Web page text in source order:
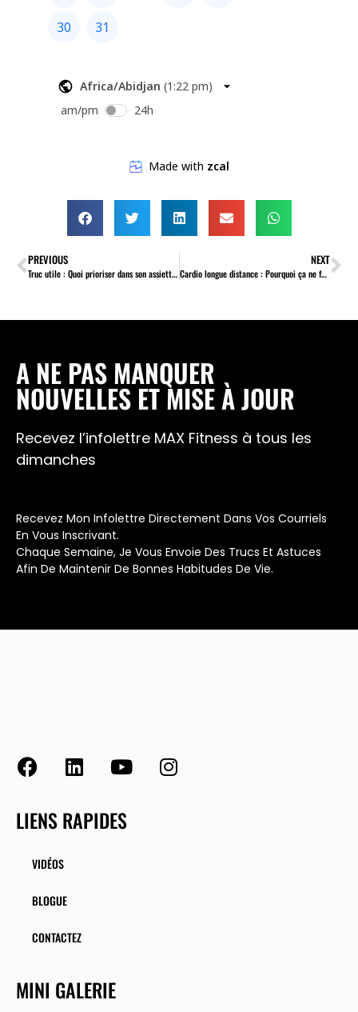
PREVIOUS
Truc utile : Quoi prioriser dans son assiette?
NEXT
Cardio longue distance : Pourquoi ça ne fonctionne pas!
A NE PAS MANQUER
NOUVELLES ET MISE À JOUR
Recevez l’infolettre MAX Fitness à tous les
dimanches
Recevez Mon Infolettre Directement Dans Vos Courriels
En Vous Inscrivant.
Chaque Semaine, Je Vous Envoie Des Trucs Et Astuces
Afin De Maintenir De Bonnes Habitudes De Vie.
LIENS RAPIDES
VIDÉOS
BLOGUE
CONTACTEZ
MINI GALERIE